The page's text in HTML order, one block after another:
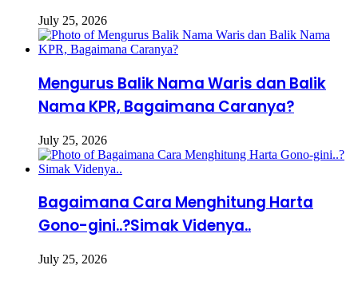
July 25, 2026
Mengurus Balik Nama Waris dan Balik
Nama KPR, Bagaimana Caranya?
July 25, 2026
Bagaimana Cara Menghitung Harta
Gono-gini..?Simak Videnya..
July 25, 2026